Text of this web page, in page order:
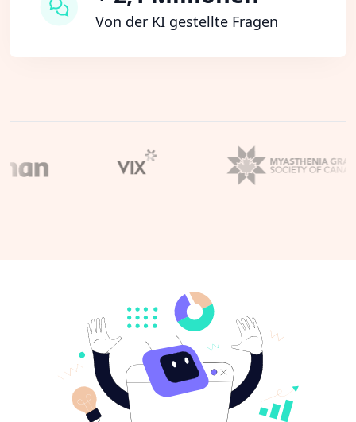
Von der KI gestellte Fragen